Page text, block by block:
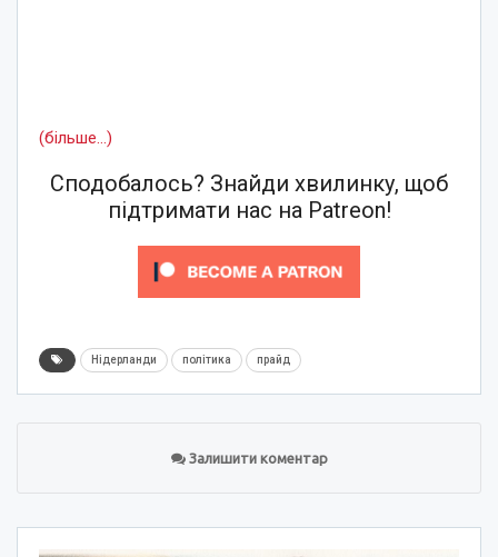
(більше…)
Сподобалось? Знайди хвилинку, щоб
підтримати нас на Patreon!
Нідерланди політика прайд
Залишити коментар